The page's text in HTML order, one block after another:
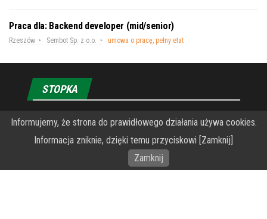
Praca dla: Backend developer (mid/senior)
Rzeszów Sembot Sp. z o.o. umowa o pracę, pełny etat
STOPKA
O Fundacji PRZEkarpacie
Wykonanie portalu – specjaliści stron www WordPress
Informujemy, że strona do prawidłowego działania używa cookies.
Informacja zniknie, dzięki temu przyciskowi [Zamknij]
Zamknij